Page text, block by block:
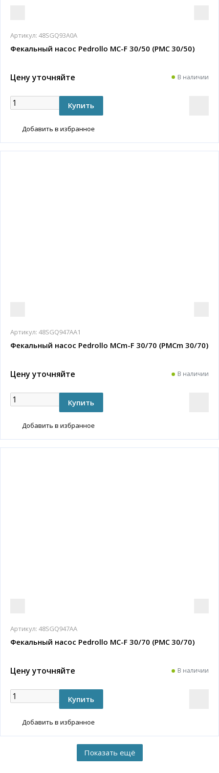
Артикул: 48SGQ93A0A
Фекальный насос Pedrollo MC-F 30/50 (PMC 30/50)
Цену уточняйте В наличии
Добавить в избранное
Артикул: 48SGQ947AA1
Фекальный насос Pedrollo MCm-F 30/70 (PMCm 30/70)
Цену уточняйте В наличии
Добавить в избранное
Артикул: 48SGQ947AA
Фекальный насос Pedrollo MC-F 30/70 (PMC 30/70)
Цену уточняйте В наличии
Добавить в избранное